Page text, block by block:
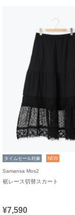
タイムセール対象 NEW
Samansa Mos2
裾レース切替スカート
¥7,590